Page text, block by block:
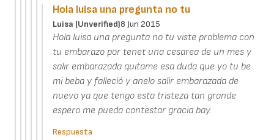
Hola luisa una pregunta no tu
Luisa (unverified)8 Jun 2015
Hola luisa una pregunta no tu viste problema con
tu embarazo por tenet una cesarea de un mes y
salir embarazada quitame esa duda que yo tu be
mi beba y falleció y anelo salir embarazada de
nuevo ya que tengo esta tristeza tan grande
espero me pueda contestar gracia bay.
Respuesta